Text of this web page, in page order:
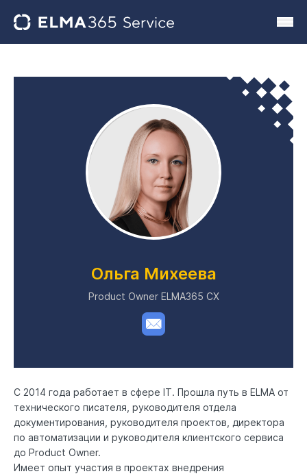
Ольга Михеева
Product Owner ELMA365 CX
С 2014 года работает в сфере IT. Прошла путь в ELMA от
технического писателя, руководителя отдела
документирования, руководителя проектов, директора
по автоматизации и руководителя клиентского сервиса
до Product Owner.
Имеет опыт участия в проектах внедрения